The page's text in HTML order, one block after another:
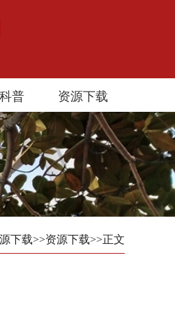
普 资源下载
下载>>资源下载>>正文